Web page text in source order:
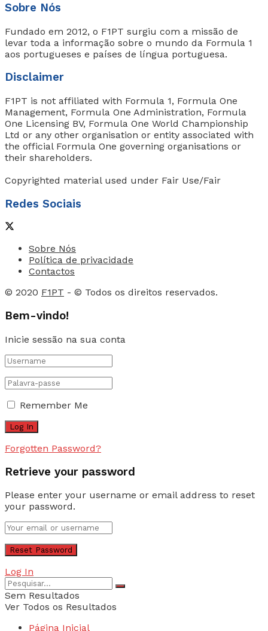
Sobre Nós
Fundado em 2012, o F1PT surgiu com a missão de
levar toda a informação sobre o mundo da Formula 1
aos portugueses e países de língua portuguesa.
Disclaimer
F1PT is not affiliated with Formula 1, Formula One
Management, Formula One Administration, Formula
One Licensing BV, Formula One World Championship
Ltd or any other organisation or entity associated with
the official Formula One governing organisations or
their shareholders.
Copyrighted material used under Fair Use/Fair
Redes Sociais
Sobre Nós
Política de privacidade
Contactos
© 2020 F1PT - © Todos os direitos reservados.
Bem-vindo!
Inicie sessão na sua conta
Remember Me
Forgotten Password?
Retrieve your password
Please enter your username or email address to reset
your password.
Log In
Sem Resultados
Ver Todos os Resultados
Página Inicial